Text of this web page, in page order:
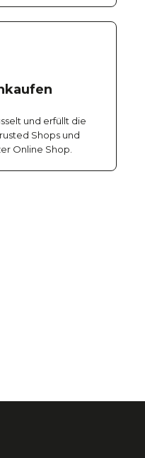
und erfüllt die
Shops und
Online Shop.